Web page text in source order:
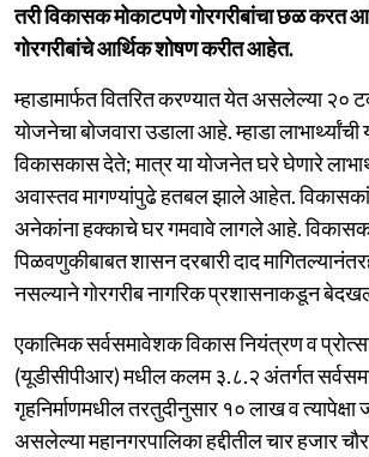
तरी विकासक मोकाटपणे गोरगरीबांचा छळ करत
गोरगरीबांचे आर्थिक शोषण करीत आहेत.
म्हाडामार्फत वितरित करण्यात येत असलेल्या २०
योजनेचा बोजवारा उडाला आहे. म्हाडा
विकासकास देते; मात्र या योजनेत घरे घेणारे
अवास्तव मागण्यांपुढे हतबल झाले आहेत.
अनेकांना हक्काचे घर गमवावे लागले आहे.
पिळवणुकीबाबत शासन दरबारी दाद
नसल्याने गोरगरीब नागरिक प्रशासनाकडून
एकात्मिक सर्वसमावेशक विकास नियंत्रण व
(यूडीसीपीआर) मधील कलम ३.८.२ अंतर्गत
गृहनिर्माणमधील तरतुदीनुसार १० लाख व
असलेल्या महानगरपालिका हद्दीतील चार हजार